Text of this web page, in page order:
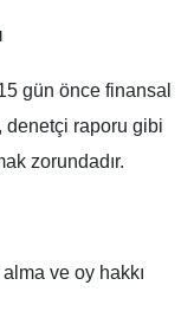
gün önce finansal
denetçi raporu gibi
zorundadır.
ve oy hakkı